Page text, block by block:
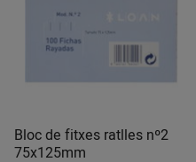
Bloc de fitxes ratlles nº2
75x125mm